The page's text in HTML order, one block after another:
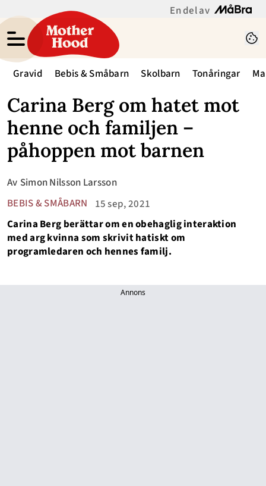
En del av
Gravid Bebis & Småbarn Skolbarn Tonåringar
Carina Berg om hatet mot
henne och familjen –
påhoppen mot barnen
BEBIS & SMÅBARN 15 sep, 2021
Av Simon Nilsson Larsson
Carina Berg berättar om en obehaglig interaktion
med arg kvinna som skrivit hatiskt om
programledaren och hennes familj.
Annons